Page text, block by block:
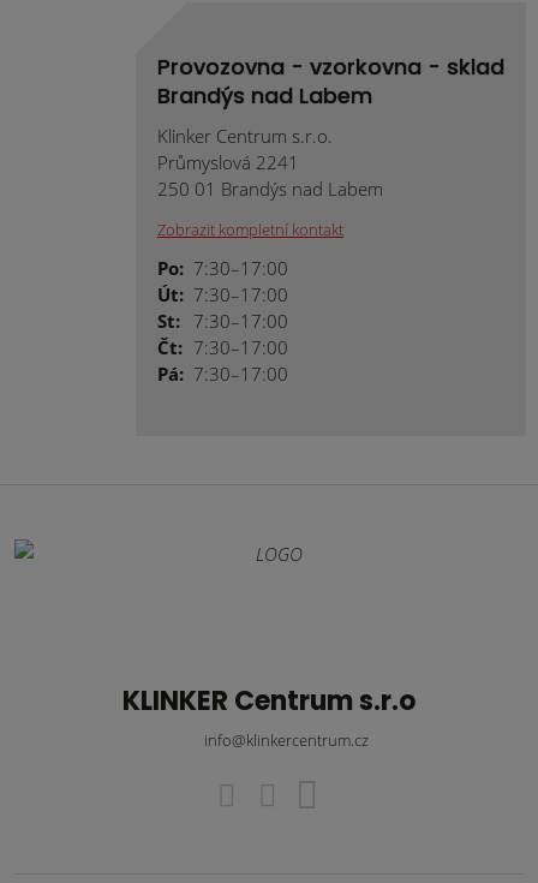
Provozovna - vzorkovna - sklad
Brandýs nad Labem
Klinker Centrum s.r.o.
Průmyslová 2241
250 01 Brandýs nad Labem
Zobrazit kompletní kontakt
Po: 7:30–17:00
Út: 7:30–17:00
St: 7:30–17:00
Čt: 7:30–17:00
Pá: 7:30–17:00
KLINKER Centrum s.r.o
info@klinkercentrum.cz